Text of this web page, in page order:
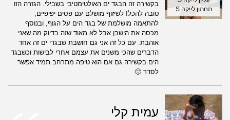
תחתון לייקה S
בקשירה זה הבגד ים האולטימטיבי בשבילי. הגזרה הזו
טובה להכל! לשיזוף מושלם עם פסים יפיפיים,
להתאמה מושלמת של בגד הים על הגוף, ובנוסף
מכסה את הישבן אבל לא מאוד שזה בדיוק מה שאני
אוהבת. עם כל זה אני גם חושבת שבגדי ים זה אחד
הדברים שהכי משנים את עצמם אחרי לבישות וכשבגד
הים בקשירה גם אם הוא טיפה מתרחב תמיד אפשר
לסדר 🙂
עמית קלי